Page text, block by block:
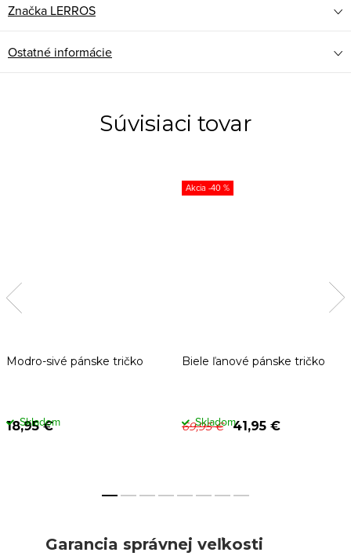
Značka LERROS
Ostatné informácie
Súvisiaci tovar
Modro-sivé pánske tričko
18,95 €
Skladom
-40 %
Biele ľanové pánske tričko
69,95 € 41,95 €
Skladom
Garancia správnej veľkosti